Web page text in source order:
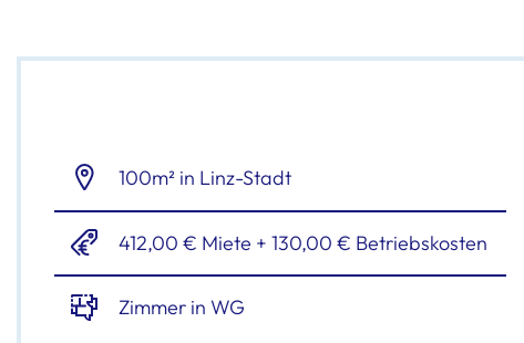
100m² in Linz-Stadt
412,00 € Miete + 130,00 € Betriebskosten
Zimmer in WG